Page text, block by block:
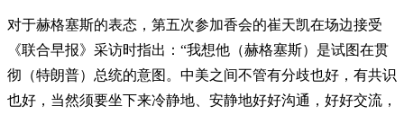
对于赫格塞斯的表态，第五次参加香会的崔天凯在场边接受
《联合早报》采访时指出：“我想他（赫格塞斯）是试图在贯
彻（特朗普）总统的意图。中美之间不管有分歧也好，有共识
也好，当然须要坐下来冷静地、安静地好好沟通，好好交流，